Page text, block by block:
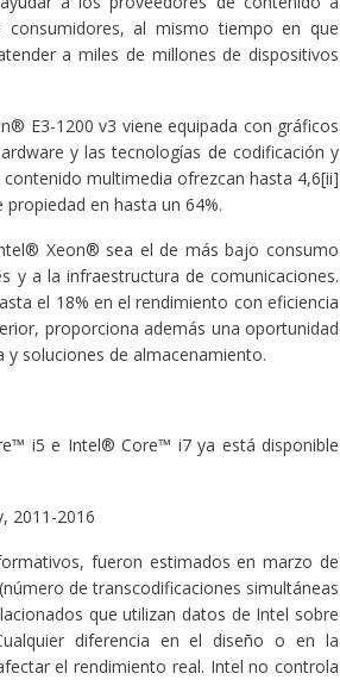
al mismo tiempo en que
a miles de millones de dispositivos
E3-1200 v3 viene equipada con gráficos
y las tecnologías de codificación y
multimedia ofrezcan hasta 4,6[ii]
en hasta un 64%.
Xeon® sea el de más bajo consumo
y a la infraestructura de comunicaciones.
el 18% en el rendimiento con eficiencia
proporciona además una oportunidad
soluciones de almacenamiento.
i5 e Intel® Core™ i7 ya está disponible
2011-2016
fueron estimados en marzo de
de transcodificaciones simultáneas
que utilizan datos de Intel sobre
diferencia en el diseño o en la
el rendimiento real. Intel no controla